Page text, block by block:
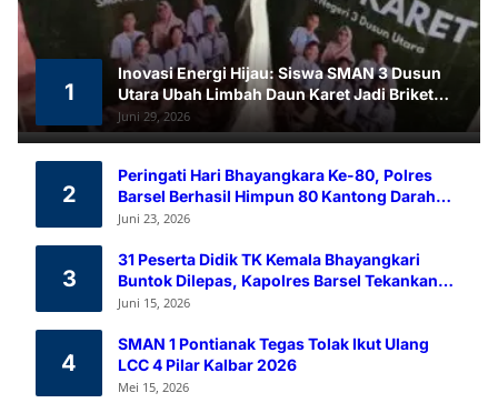
1
Inovasi Energi Hijau: Siswa SMAN 3 Dusun
Utara Ubah Limbah Daun Karet Jadi Briket
Ramah Lingkungan
Juni 29, 2026
2
Peringati Hari Bhayangkara Ke-80, Polres
Barsel Berhasil Himpun 80 Kantong Darah
Melalui Aksi Donor Darah
Juni 23, 2026
3
31 Peserta Didik TK Kemala Bhayangkari
Buntok Dilepas, Kapolres Barsel Tekankan
Pendidikan Karakter
Juni 15, 2026
4
SMAN 1 Pontianak Tegas Tolak Ikut Ulang
LCC 4 Pilar Kalbar 2026
Mei 15, 2026